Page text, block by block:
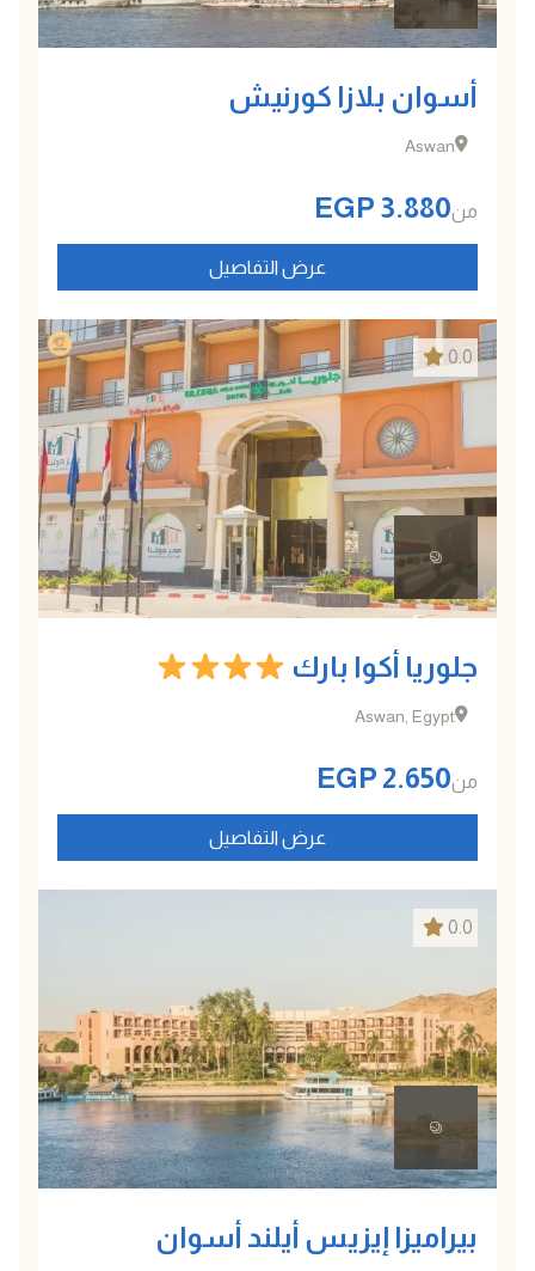
أسوان بلازا كورنيش
Aswan
من3.880
EGP
عرض التفاصيل
0.0
جلوريا أكوا بارك
Aswan, Egypt
من2.650
EGP
عرض التفاصيل
0.0
بيراميزا إيزيس أيلند أسوان